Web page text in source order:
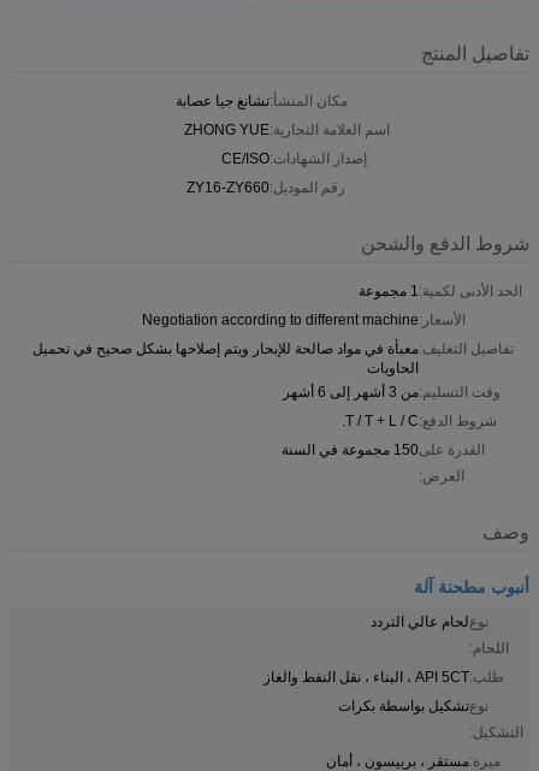
تفاصيل المنتج
مكان المنشأ:تشانغ جيا عصابة
اسم العلامة التجارية:ZHONG YUE
إصدار الشهادات:CE/ISO
رقم الموديل:ZY16-ZY660
شروط الدفع والشحن
الحد الأدنى لكمية:1 مجموعة
الأسعار:Negotiation according to different machine
تفاصيل التغليف:معبأة في مواد صالحة للإبحار ويتم إصلاحها بشكل صحيح في تحميل
الحاويات
وقت التسليم:من 3 أشهر إلى 6 أشهر
شروط الدفع:T / T + L / C.
القدرة على
العرض:
150 مجموعة في السنة
وصف
أنبوب مطحنة آلة
نوع
اللحام:
لحام عالي التردد
طلب:API 5CT ، البناء ، نقل النفط والغاز
نوع
التشكيل:
تشكيل بواسطة بكرات
ميزة:مستقر ، برييسون ، أمان